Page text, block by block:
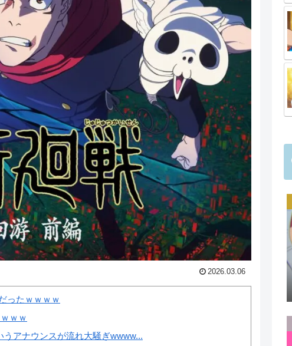
2026.03.06
ったｗｗｗｗ
ｗｗ
アナウンスが流れ大騒ぎwwww...